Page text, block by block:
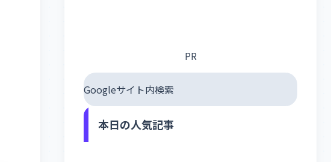
PR
Googleサイト内検索
本日の人気記事